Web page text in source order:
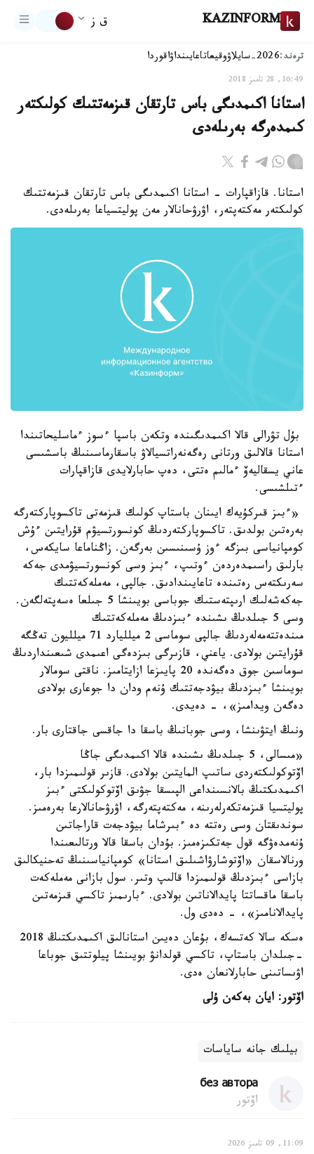
KAZINFORM ق ز
ترەند:2026-سايلاۋ وقيعاتاعايىنداۋاقوردا
16:49, 28 تامىز 2018
استانا اكىمدىگى باس تارتقان قىزمەتتىك كولىكتەر
كىمدەرگە بەرىلەدى
استانا. قازاقپارات - استانا اكىمدىگى باس تارتقان قىزمەتتىك
كولىكتەر مەكتەپتەر، اۋرۋحانالار مەن پوليتسياعا بەرىلەدى.
بۇل تۋرالى قالا اكىمدىگىندە وتكەن باسپا ءسوز ءماسليحاتىندا
استانا قالالىق ورتانى رەگەنەراتسيالاۋ باسقارماسىنىڭ باسشىسى
عاني يسقاليەۆ ءمالىم ەتتى، دەپ حابارلايدى قازاقپارات
ءتىلشىسى.
«ءبىز قىركۇيەك ايىنان باستاپ كولىك قىزمەتى تاكسوپاركتەرگە
بەرەتىن بولدىق. تاكسوپاركتەردىڭ كونسورتسيۋم قۇرايتىن ءۇش
كومپانياسى بىزگە ءوز ۇسىنىسىن بەرگەن. زاڭناماعا سايكەس،
بارلىق راسىمدەردەن ءوتىپ، ءبىز وسى كونسورتسيۋمدى جەكە
سەرىكتەس رەتىندە تاعايىندادىق. جالپى، مەملەكەتتىك
جەكەشەلىك ارىپتەستىك جوباسى بويىنشا 5 جىلعا ەسەپتەلگەن.
وسى 5 جىلدىڭ ىشىندە ءبىزدىڭ مەملەكەتتىك
مىندەتتەمەلەردىڭ جالپى سوماسى 2 ميلليارد 71 ميلليون تەڭگە
قۇرايتىن بولادى. ياعني، قازىرگى بىزدەگى اعىمدى شىعىنداردىڭ
سوماسىن جوق دەگەندە 20 پايىزعا ازايتامىز. ناقتى سومالار
بويىنشا ءبىزدىڭ بيۋدجەتتىك ۇنەم ودان دا جوعارى بولادى
دەگەن ويدامىز»، - دەيدى.
ونىڭ ايتۋىنشا، وسى جوبانىڭ باسقا دا جاقسى جاقتارى بار.
«مىسالى، 5 جىلدىڭ ىشىندە قالا اكىمدىگى جاڭا
اۆتوكولىكتەردى ساتىپ المايتىن بولادى. قازىر قولىمىزدا بار،
اكىمدىكتىڭ بالانسىنداعى الپىسقا جۋىق اۆتوكولىكتى ءبىز
پوليتسيا قىزمەتكەرلەرىنە، مەكتەپتەرگە، اۋرۋحانالارعا بەرەمىز.
سوندىقتان وسى رەتتە دە ءبىرشاما بيۋدجەت قاراجاتىن
ۇنەمدەۋگە قول جەتكىزەمىز. بۇدان باسقا قالا ورتالىعىندا
ورنالاسقان «اۆتوشارۋاشىلىق استانا» كومپانياسىنىڭ تەحنيكالىق
بازاسى ءبىزدىڭ قولىمىزدا قالىپ وتىر. سول بازانى مەملەكەت
باسقا ماقساتتا پايدالاناتىن بولادى. ءبارىمىز تاكسي قىزمەتىن
پايدالانامىز»، - دەدى ول.
ەسكە سالا كەتسەك، بۇعان دەيىن استانالىق اكىمدىكتىڭ 2018
-جىلدان باستاپ، تاكسي قولدانۋ بويىنشا پيلوتتىق جوباعا
اۋىساتىنى حابارلانعان ەدى.
اۆتور: ايان بەكەن ۇلى
بيلىك جانە ساياسات
без автора
اۆتور
11:09, 09 تامىز 2026